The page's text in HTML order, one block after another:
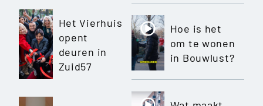
Het Vierhuis
opent
deuren in
Zuid57
Hoe is het
om te wonen
in Bouwlust?